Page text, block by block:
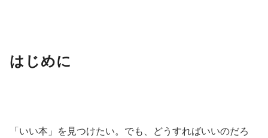
はじめに
「いい本」を見つけたい。でも、どうすればいいのだろ